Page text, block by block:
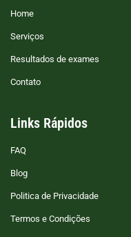
Home
Serviços
Resultados de exames
Contato
Links Rápidos
FAQ
Blog
Politica de Privacidade
Termos e Condições